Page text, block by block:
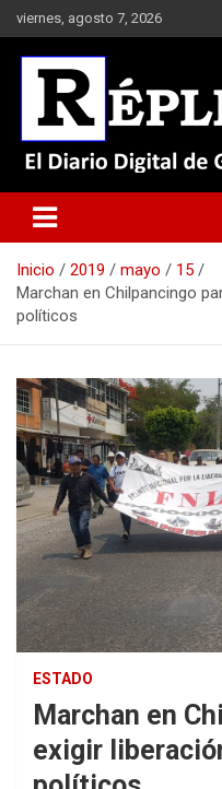
Saltar
al
contenido
viernes, agosto 7, 2026
Réplica
Inicio 2019 mayo
15
Marchan en Chilpancingo
políticos
ESTADO
Marchan en
exigir